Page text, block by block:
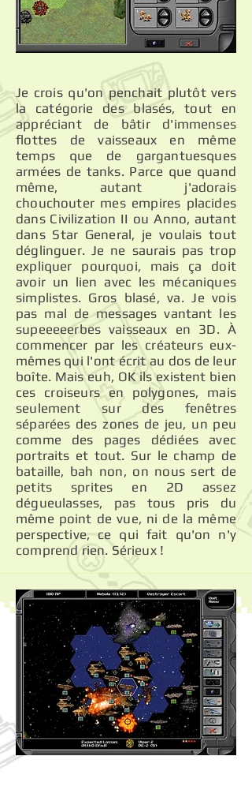
Je crois qu'on penchait plutôt vers
la catégorie des blasés, tout en
appréciant de bâtir d'immenses
flottes de vaisseaux en même
temps que de gargantuesques
armées de tanks. Parce que quand
même, autant j'adorais
chouchouter mes empires placides
dans Civilization II ou Anno, autant
dans Star General, je voulais tout
déglinguer. Je ne saurais pas trop
expliquer pourquoi, mais ça doit
avoir un lien avec les mécaniques
simplistes. Gros blasé, va. Je vois
pas mal de messages vantant les
supeeeeerbes vaisseaux en 3D. À
commencer par les créateurs eux-
mêmes qui l'ont écrit au dos de leur
boîte. Mais euh, OK ils existent bien
ces croiseurs en polygones, mais
seulement sur des fenêtres
séparées des zones de jeu, un peu
comme des pages dédiées avec
portraits et tout. Sur le champ de
bataille, bah non, on nous sert de
petits sprites en 2D assez
dégueulasses, pas tous pris du
même point de vue, ni de la même
perspective, ce qui fait qu'on n'y
comprend rien. Sérieux !